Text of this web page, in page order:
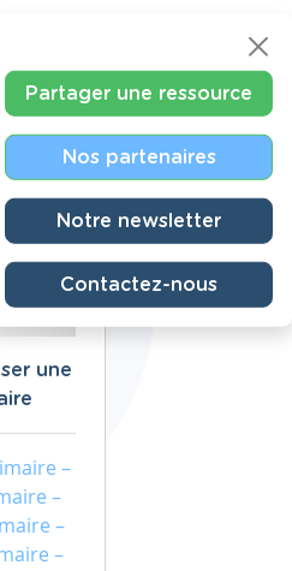
une
–
–
–
–
Partager une ressource
Nos partenaires
Notre newsletter
Contactez-nous